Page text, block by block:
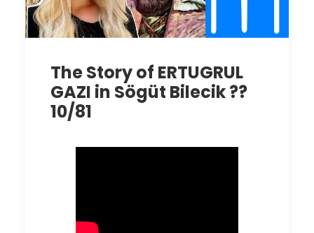
The Story of ERTUGRUL
GAZI in Sögüt Bilecik ??
10/81